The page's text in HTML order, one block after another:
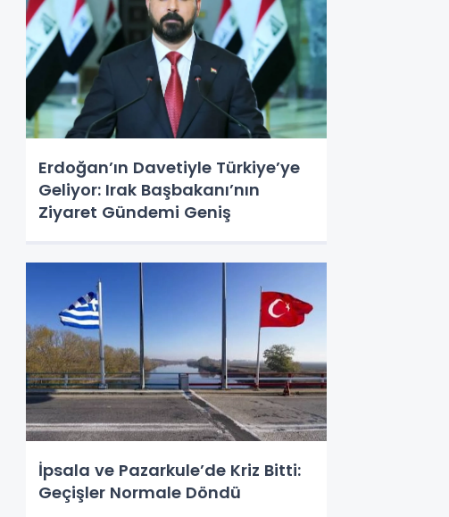
Erdoğan’ın Davetiyle Türkiye’ye
Geliyor: Irak Başbakanı’nın
Ziyaret Gündemi Geniş
İpsala ve Pazarkule’de Kriz Bitti:
Geçişler Normale Döndü